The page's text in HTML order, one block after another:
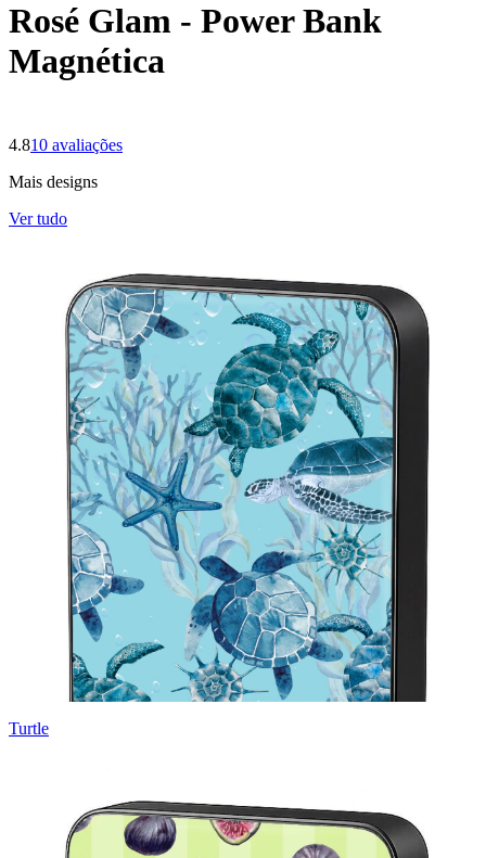
Rosé Glam - Power Bank
Magnética
4.810 avaliações
Mais designs
Ver tudo
Turtle